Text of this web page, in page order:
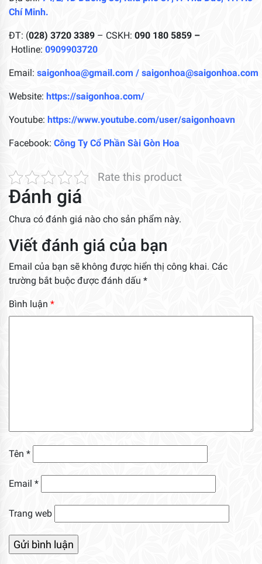
Chí Minh.
ĐT: (028) 3720 3389 – CSKH: 090 180 5859 –
Hotline: 0909903720
Email: saigonhoa@gmail.com / saigonhoa@saigonhoa.com
Website: https://saigonhoa.com/
Youtube: https://www.youtube.com/user/saigonhoavn
Facebook: Công Ty Cổ Phần Sài Gòn Hoa
Rate this product
Đánh giá
Chưa có đánh giá nào cho sản phẩm này.
Viết đánh giá của bạn
Email của bạn sẽ không được hiển thị công khai. Các
trường bắt buộc được đánh dấu *
Bình luận *
Tên *
Email *
Trang web